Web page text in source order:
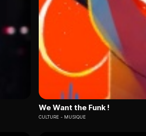
We Want the Funk !
CULTURE MUSIQUE